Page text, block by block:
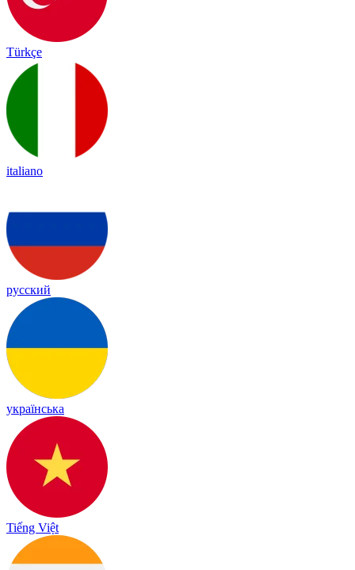
Türkçe
italiano
русский
українська
Tiếng Việt